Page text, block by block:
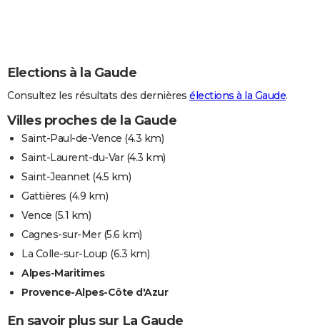
Elections à la Gaude
Consultez les résultats des dernières élections à la Gaude.
Villes proches de la Gaude
Saint-Paul-de-Vence (4.3 km)
Saint-Laurent-du-Var(4.3 km)
Saint-Jeannet(4.5 km)
Gattières (4.9 km)
Vence (5.1 km)
Cagnes-sur-Mer(5.6 km)
La Colle-sur-Loup (6.3 km)
Alpes-Maritimes
Provence-Alpes-Côte d'Azur
En savoir plus sur La Gaude